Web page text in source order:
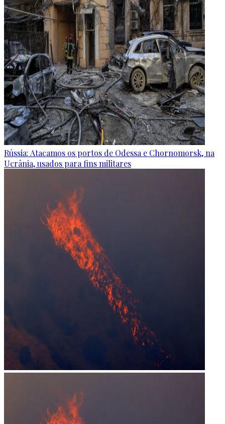
Rússia: Atacamos os portos de Odessa e Chornomorsk, na
Ucrânia, usados para fins militares